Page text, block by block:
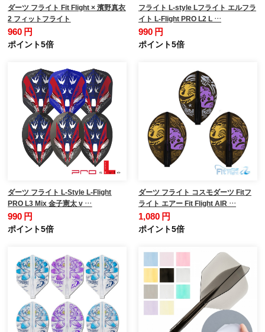
ダーツ フライト Fit Flight × 濱野真衣
2 フィットフライト
960 円
ポイント5倍
フライト L-style Lフライト エルフラ
イト L-Flight PRO L2 L …
990 円
ポイント5倍
ダーツ フライト L-Style L-Flight
PRO L3 Mix 金子憲太 v …
990 円
ポイント5倍
ダーツ フライト コスモダーツ Fitフ
ライト エアー Fit Flight AIR …
1,080 円
ポイント5倍